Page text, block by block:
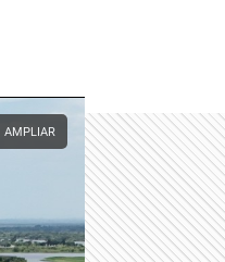
AMPLIAR